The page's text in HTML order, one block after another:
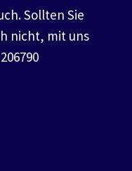
Sollten Sie
nicht, mit uns